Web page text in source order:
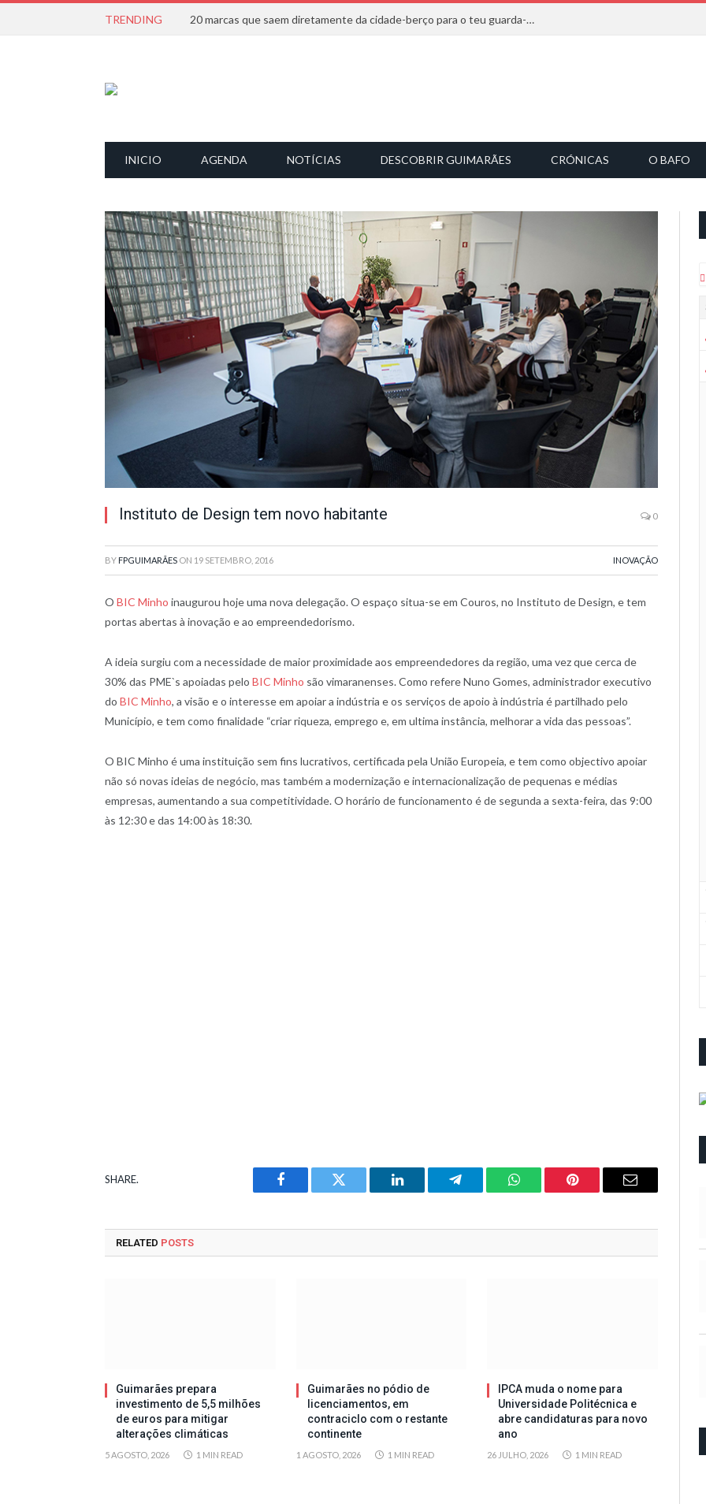
TRENDING 20 marcas que saem diretamente da cidade-berço para o teu guarda-roupa
INICIO AGENDA NOTÍCIAS DESCOBRIR GUIMARÃES CRÓNICAS O BAFO
Instituto de Design tem novo habitante 0
BY FPGUIMARÃES ON 19 SETEMBRO, 2016 INOVAÇÃO
O BIC Minho inaugurou hoje uma nova delegação. O espaço situa-se em Couros, no Instituto de Design, e tem
portas abertas à inovação e ao empreendedorismo.
A ideia surgiu com a necessidade de maior proximidade aos empreendedores da região, uma vez que cerca de
30% das PME`s apoiadas pelo BIC Minho são vimaranenses. Como refere Nuno Gomes, administrador executivo
do BIC Minho, a visão e o interesse em apoiar a indústria e os serviços de apoio à indústria é partilhado pelo
Município, e tem como finalidade “criar riqueza, emprego e, em ultima instância, melhorar a vida das pessoas”.
O BIC Minho é uma instituição sem fins lucrativos, certificada pela União Europeia, e tem como objectivo apoiar
não só novas ideias de negócio, mas também a modernização e internacionalização de pequenas e médias
empresas, aumentando a sua competitividade. O horário de funcionamento é de segunda a sexta-feira, das 9:00
às 12:30 e das 14:00 às 18:30.
SHARE.
Facebook Twitter LinkedIn Telegram WhatsAppPinterest Email
RELATED POSTS
Guimarães prepara
investimento de 5,5 milhões
de euros para mitigar
alterações climáticas
5 AGOSTO, 2026 1 MIN READ
Guimarães no pódio de
licenciamentos, em
contraciclo com o restante
continente
1 AGOSTO, 2026 1 MIN READ
IPCA muda o nome para
Universidade Politécnica e
abre candidaturas para novo
ano
26 JULHO, 2026 1 MIN READ